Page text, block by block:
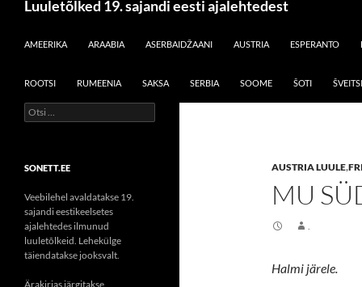
Luuletõlked 19. sajandi eesti ajalehtedest
AMEERIKA
ARAABIA ASERBAIDŽAANI AUSTRIA ESPERANTO
ROOTSI RUMEENIA SAKSA SERBIA SOOME ŠOTI ŠVEITSI
AUSTRIA LUULE,
MU
.
Halmi järele.
Otsi:
SONETT.EE
Veebilehel avaldatakse 19.
sajandi eestikeelsetes
ajalehtedes ilmunud
luuletõlkeid. Lehekülge
täiendatakse jooksvalt.
Ärakirjas järgitakse